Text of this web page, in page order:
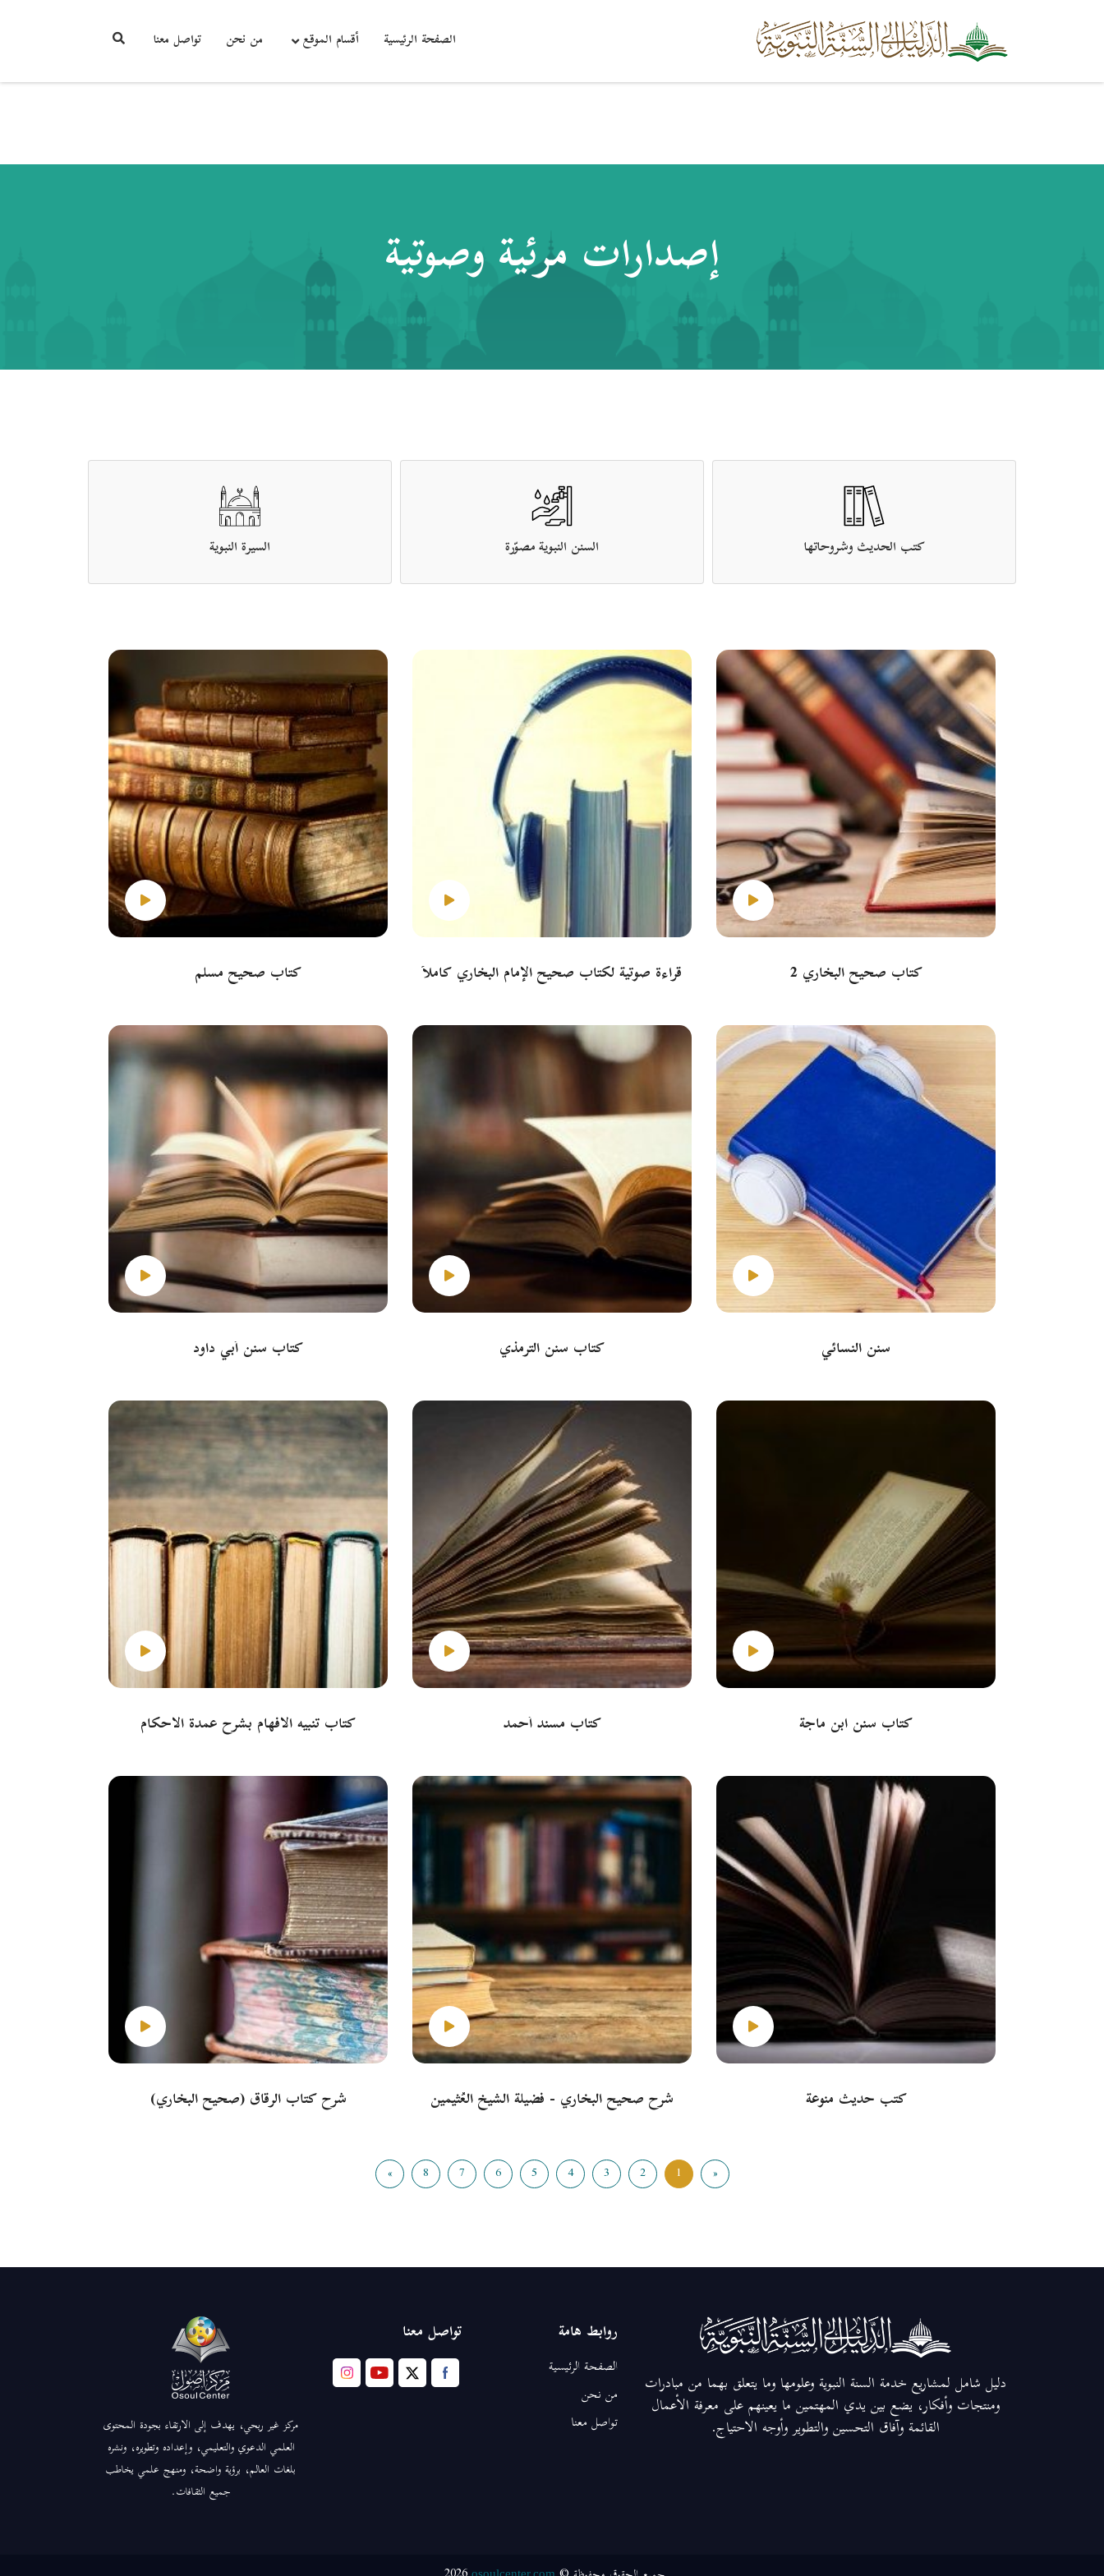
الصفحة الرئيسية أقسام الموقع من نحن تواصل معنا
إصدارات مرئية وصوتية
كتب الحديث وشروحاتها السنن النبوية مصوّرة السيرة النبوية
كتاب صحيح البخاري 2 قراءة صوتية لكتاب صحيح الإمام البخاري كاملاً كتاب صحيح مسلم
سنن النسائي كتاب سنن الترمذي كتاب سنن أبي داود
كتاب سنن ابن ماجة كتاب مسند أحمد كتاب تنبيه الأفهام بشرح عمدة الأحكام
كتب حديث منوعة شرح صحيح البخاري - فضيلة الشيخ العُثيمين شرح كتاب الرقاق (صحيح البخاري)
«
1
2
3
4
5
6
7
8
»
دليل شامل لمشاريع خدمة السنة النبوية وعلومها وما يتعلق بهما من مبادرات
ومنتجات وأفكار، يضع بين يدي المهتمين ما يعينهم على معرفة الأعمال
القائمة وآفاق التحسين والتطوير وأوجه الاحتياج.
روابط هامة
الصفحة الرئيسية
من نحن
تواصل معنا
تواصل معنا
مركز غير ربحي، يهدف إلى الارتقاء بجودة المحتوى
العلمي الدعوي والتعليمي، وإعداده وتطويره، ونشره
بلغات العالم، برؤية واضحة، ومنهج علمي يخاطب
جميع الثقافات.